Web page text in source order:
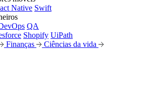
Native Swift
QA
Shopify UiPath
Finanças Ciências da vida